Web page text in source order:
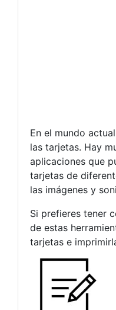
En el mundo
las tarjetas. Hay
aplicaciones que
tarjetas de
las imágenes y
Si prefieres tener
de estas
tarjetas e